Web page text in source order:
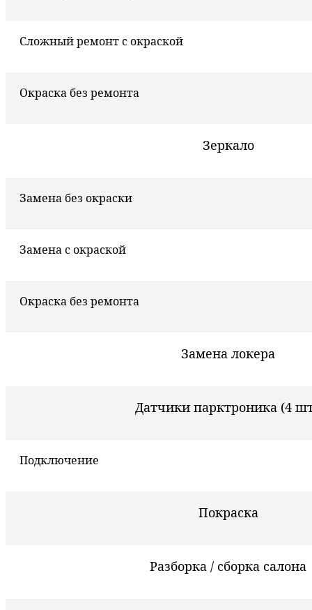
Сложный ремонт с окраской
Окраска без ремонта
Зеркало
Замена без окраски
Замена с окраской
Окраска без ремонта
Замена локера
Датчики парктроника (4
Подключение
Покраска
Разборка / сборка салона